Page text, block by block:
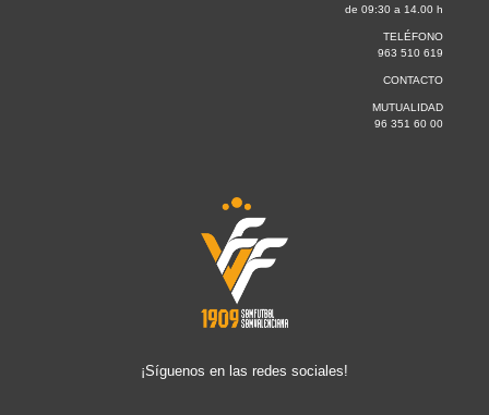
de 09:30 a 14.00 h
TELÉFONO
963 510 619
CONTACTO
MUTUALIDAD
96 351 60 00
¡Síguenos en las redes sociales!